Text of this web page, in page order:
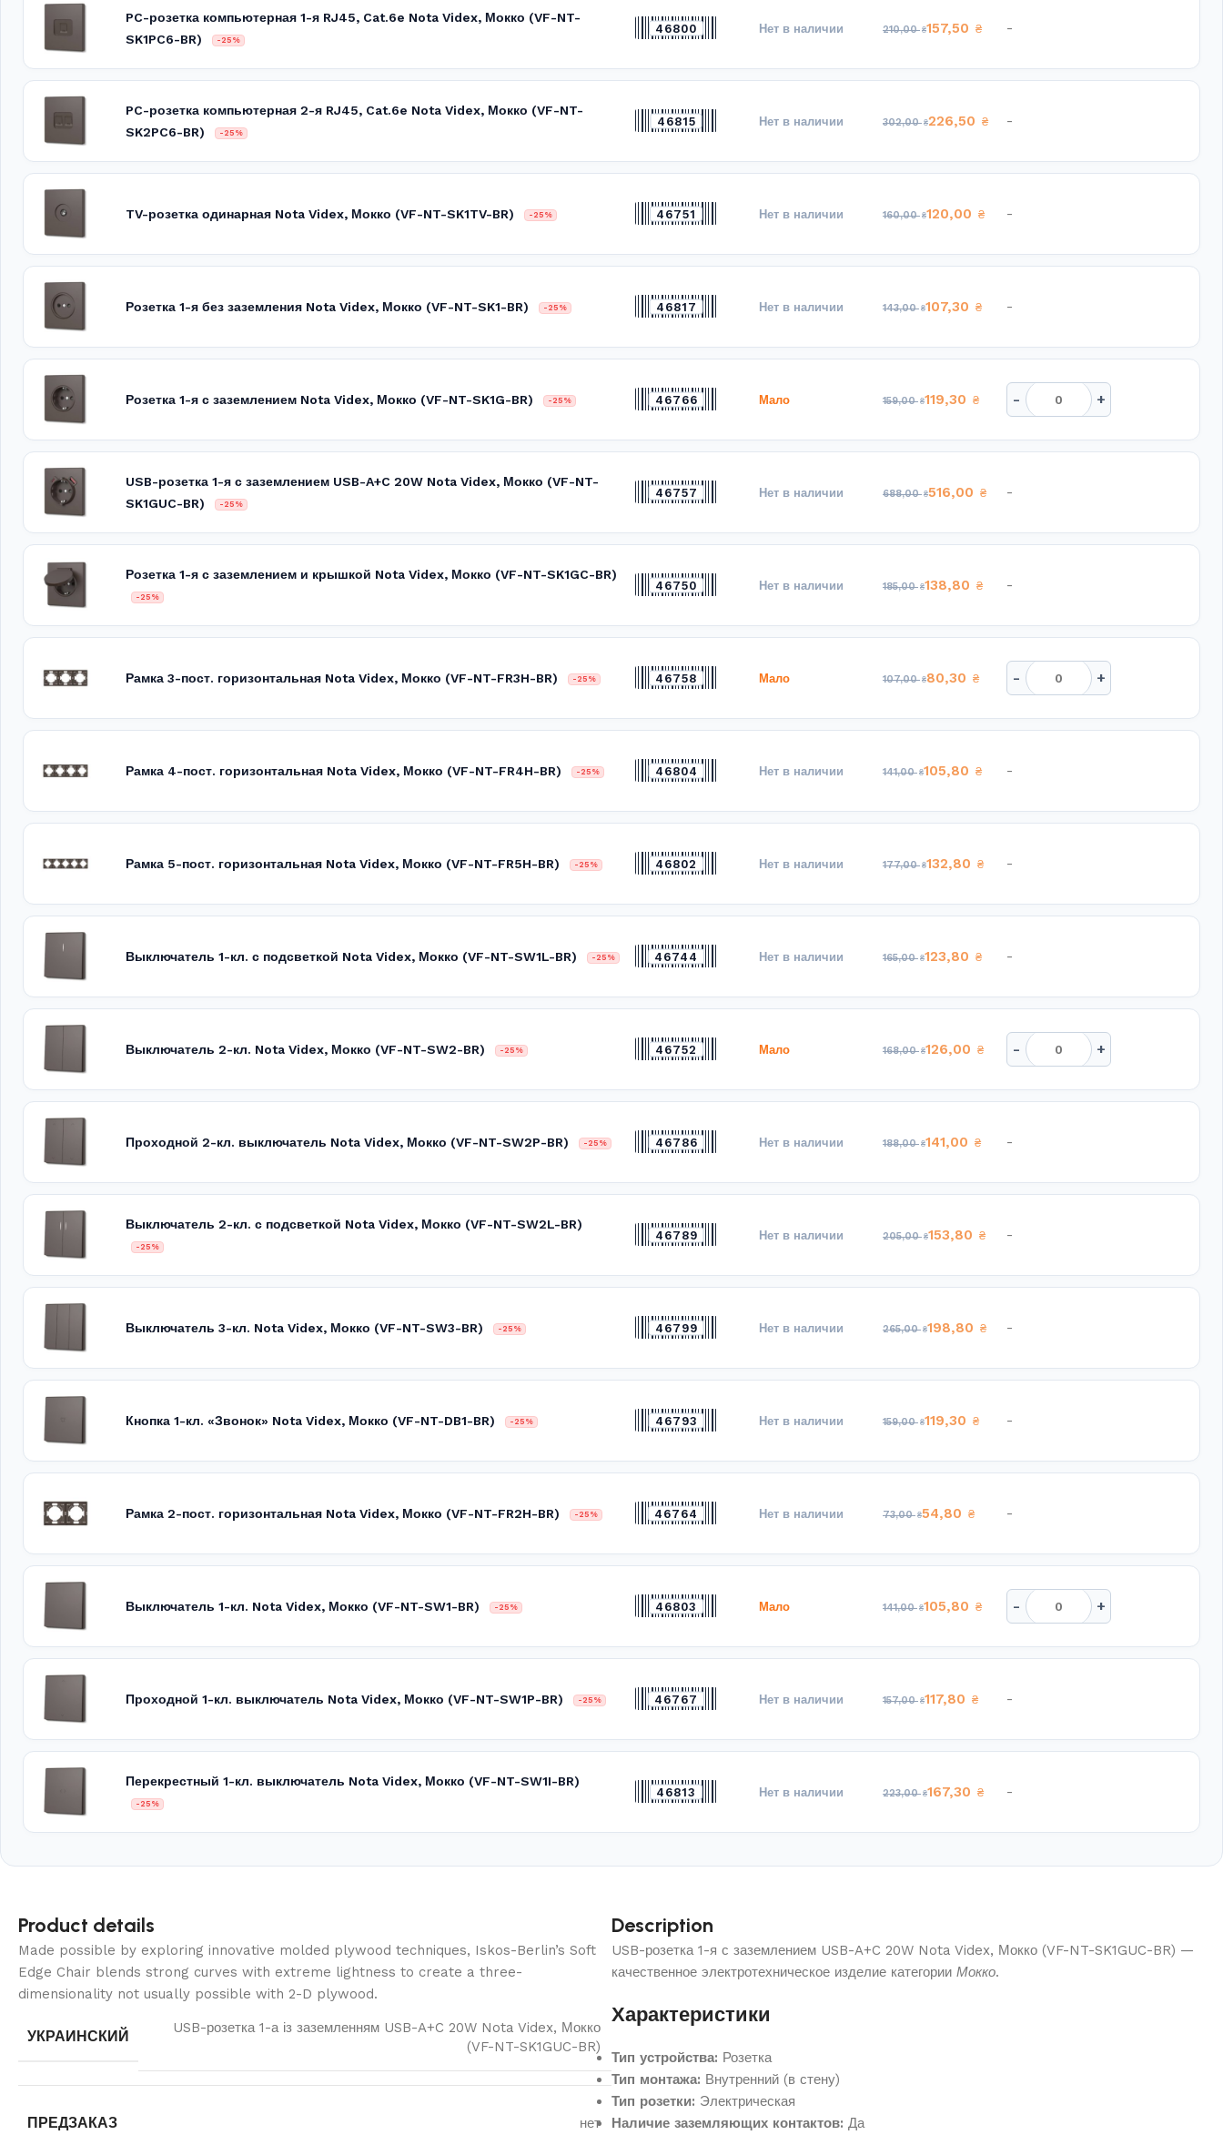
PC-розетка компьютерная 1-я RJ45, Cat.6e Nota Videx, Мокко (VF-NT-
SK1PC6-BR)
-25%
46800 Нет в наличии 210,00₴157,50 ₴ -
PC-розетка компьютерная 2-я RJ45, Cat.6e Nota Videx, Мокко (VF-NT-
SK2PC6-BR)
-25%
46815 Нет в наличии 302,00₴226,50 ₴ -
TV-розетка одинарная Nota Videx, Мокко (VF-NT-SK1TV-BR) -25% 46751 Нет в наличии 160,00₴120,00 ₴ -
Розетка 1-я без заземления Nota Videx, Мокко (VF-NT-SK1-BR) -25% 46817 Нет в наличии 143,00₴107,30 ₴ -
Розетка 1-я с заземлением Nota Videx, Мокко (VF-NT-SK1G-BR) -25% 46766 Мало 159,00₴119,30 ₴ - +
USB-розетка 1-я с заземлением USB-A+C 20W Nota Videx, Мокко (VF-NT-
SK1GUC-BR)
-25%
46757 Нет в наличии 688,00₴516,00 ₴ -
Розетка 1-я с заземлением и крышкой Nota Videx, Мокко (VF-NT-SK1GC-BR)
-25%
46750 Нет в наличии 185,00₴138,80 ₴ -
Рамка 3-пост. горизонтальная Nota Videx, Мокко (VF-NT-FR3H-BR) -25% 46758 Мало 107,00₴80,30 ₴ - +
Рамка 4-пост. горизонтальная Nota Videx, Мокко (VF-NT-FR4H-BR) -25% 46804 Нет в наличии 141,00₴105,80 ₴ -
Рамка 5-пост. горизонтальная Nota Videx, Мокко (VF-NT-FR5H-BR) -25% 46802 Нет в наличии 177,00₴132,80 ₴ -
Выключатель 1-кл. с подсветкой Nota Videx, Мокко (VF-NT-SW1L-BR) -25% 46744 Нет в наличии 165,00₴123,80 ₴ -
Выключатель 2-кл. Nota Videx, Мокко (VF-NT-SW2-BR) -25% 46752 Мало 168,00₴126,00 ₴ - +
Проходной 2-кл. выключатель Nota Videx, Мокко (VF-NT-SW2P-BR) -25% 46786 Нет в наличии 188,00₴141,00 ₴ -
Выключатель 2-кл. с подсветкой Nota Videx, Мокко (VF-NT-SW2L-BR)
-25%
46789 Нет в наличии 205,00₴153,80 ₴ -
Выключатель 3-кл. Nota Videx, Мокко (VF-NT-SW3-BR) -25% 46799 Нет в наличии 265,00₴198,80 ₴ -
Кнопка 1-кл. «Звонок» Nota Videx, Мокко (VF-NT-DB1-BR) -25% 46793 Нет в наличии 159,00₴119,30 ₴ -
Рамка 2-пост. горизонтальная Nota Videx, Мокко (VF-NT-FR2H-BR) -25% 46764 Нет в наличии 73,00₴54,80 ₴ -
Выключатель 1-кл. Nota Videx, Мокко (VF-NT-SW1-BR) -25% 46803 Мало 141,00₴105,80 ₴ - +
Проходной 1-кл. выключатель Nota Videx, Мокко (VF-NT-SW1P-BR) -25% 46767 Нет в наличии 157,00₴117,80 ₴ -
Перекрестный 1-кл. выключатель Nota Videx, Мокко (VF-NT-SW1I-BR)
-25%
46813 Нет в наличии 223,00₴167,30 ₴ -
Product details
Made possible by exploring innovative molded plywood techniques, Iskos-Berlin’s Soft
Edge Chair blends strong curves with extreme lightness to create a three-
dimensionality not usually possible with 2-D plywood.
УКРАИНСКИЙ
USB-розетка 1-а із заземленням USB-A+C 20W Nota Videx, Мокко
(VF-NT-SK1GUC-BR)
ПРЕДЗАКАЗ нет
Description
USB-розетка 1-я с заземлением USB-A+C 20W Nota Videx, Мокко (VF-NT-SK1GUC-BR) —
качественное электротехническое изделие категории Мокко.
Характеристики
Тип устройства: Розетка
Тип монтажа: Внутренний (в стену)
Тип розетки: Электрическая
Наличие заземляющих контактов: Да